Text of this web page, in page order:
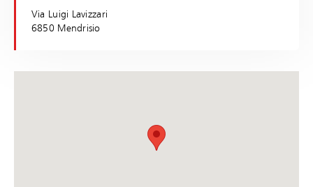
Via Luigi Lavizzari
6850 Mendrisio